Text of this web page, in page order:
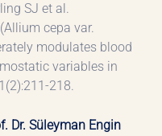
SJ et al.
cepa var.
modulates blood
variables in
218.
Dr. Süleyman Engin